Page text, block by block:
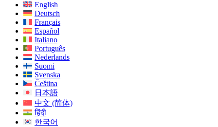
English
Deutsch
Français
Español
Italiano
Português
Nederlands
Suomi
Svenska
Čeština
日本語
中文 (简体)
हिंदी
한국어